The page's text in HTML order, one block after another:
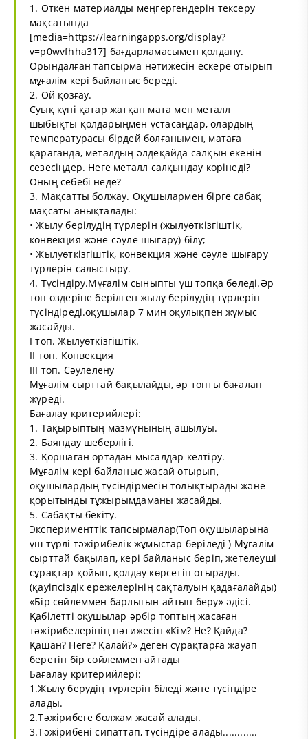
1. Өткен материалды меңгергендерін тексеру
мақсатында
[media=https://learningapps.org/display?
v=p0wvfhha317] бағдарламасымен қолдану.
Орындалған тапсырма нәтижесін ескере отырып
мұғалім кері байланыс береді.
2. Ой қозғау.
Суық күні қатар жатқан мата мен металл
шыбықты қолдарыңмен ұстасаңдар, олардың
температурасы бірдей болғанымен, матаға
қарағанда, металдың әлдеқайда салқын екенін
сезесіңдер. Неге металл салқындау көрінеді?
Оның себебі неде?
3. Мақсатты болжау. Оқушылармен бірге сабақ
мақсаты анықталады:
• Жылу берілудің түрлерін (жылуөткізгіштік,
конвекция және сәуле шығару) білу;
• Жылуөткізгіштік, конвекция және сәуле шығару
түрлерін салыстыру.
4. Түсіндіру.Мүғалім сыныпты үш топқа бөледі.Әр
топ өздеріне берілген жылу берілудің түрлерін
түсіндіреді.оқушылар 7 мин оқулықпен жұмыс
жасайды.
І топ. Жылуөткізгіштік.
ІІ топ. Конвекция
ІІІ топ. Сәулелену
Мұғалім сырттай бақылайды, әр топты бағалап
жүреді.
Бағалау критерийлері:
1. Тақырыптың мазмұнының ашылуы.
2. Баяндау шеберлігі.
3. Қоршаған ортадан мысалдар келтіру.
Мұғалім кері байланыс жасай отырып,
оқушылардың түсіндірмесін толықтырады және
қорытынды тұжырымдаманы жасайды.
5. Сабақты бекіту.
Эксперименттік тапсырмалар(Топ оқушыларына
үш түрлі тәжірибелік жұмыстар беріледі ) Мұғалім
сырттай бақылап, кері байланыс беріп, жетелеуші
сұрақтар қойып, қолдау көрсетіп отырады.
(қауіпсіздік ережелерінің сақталуын қадағалайды)
«Бір сөйлеммен барлығын айтып беру» әдісі.
Қабілетті оқушылар әрбір топтың жасаған
тәжірибелерінің нәтижесін «Кім? Не? Қайда?
Қашан? Неге? Қалай?» деген сұрақтарға жауап
беретін бір сөйлеммен айтады
Бағалау критерийлері:
1.Жылу берудің түрлерін біледі және түсіндіре
алады.
2.Тәжірибеге болжам жасай алады.
3.Тәжірибені сипаттап, түсіндіре алады............